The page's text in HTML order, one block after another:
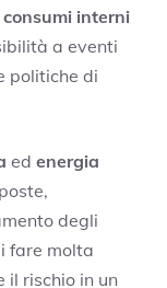
consumi interni
a eventi
politiche di
ed energia
degli
fare molta
il rischio in un